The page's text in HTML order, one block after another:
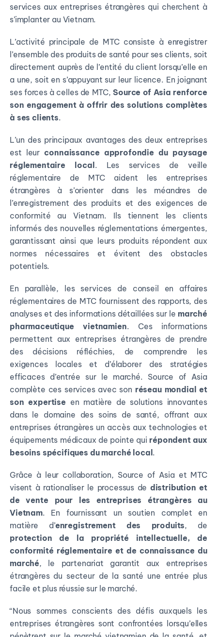
services aux entreprises étrangères qui cherchent à
s’implanter au Vietnam.
L’activité principale de MTC consiste à enregistrer
l’ensemble des produits de santé pour ses clients, soit
directement auprès de l’entité du client lorsqu’elle en
a une, soit en s’appuyant sur leur licence. En joignant
ses forces à celles de MTC,Source of Asia renforce
son engagement à offrir des solutions complètes
à ses clients.
L’un des principaux avantages des deux entreprises
est leurconnaissance approfondie du paysage
réglementaire local . Les services de veille
réglementaire de MTC aident les entreprises
étrangères à s’orienter dans les méandres de
l’enregistrement des produits et des exigences de
conformité au Vietnam. Ils tiennent les clients
informés des nouvelles réglementations émergentes,
garantissant ainsi que leurs produits répondent aux
normes nécessaires et évitent des obstacles
potentiels.
En parallèle, les services de conseil en affaires
réglementaires de MTC fournissent des rapports, des
analyses et des informations détaillées sur le marché
pharmaceutique vietnamien. Ces informations
permettent aux entreprises étrangères de prendre
des décisions réfléchies, de comprendre les
exigences locales et d’élaborer des stratégies
efficaces d’entrée sur le marché. Source of Asia
complète ces services avec son réseau mondial et
son expertise en matière de solutions innovantes
dans le domaine des soins de santé, offrant aux
entreprises étrangères un accès aux technologies et
équipements médicaux de pointe qui répondent aux
besoins spécifiques du marché local .
Grâce à leur collaboration, Source of Asia et MTC
visent à rationaliser le processus de distribution et
de vente pour les entreprises étrangères au
Vietnam. En fournissant un soutien complet en
matière d’enregistrement des produits, de
protection de la propriété intellectuelle, de
conformité réglementaire et de connaissance du
marché, le partenariat garantit aux entreprises
étrangères du secteur de la santé une entrée plus
facile et plus réussie sur le marché.
“Nous sommes conscients des défis auxquels les
entreprises étrangères sont confrontées lorsqu’elles